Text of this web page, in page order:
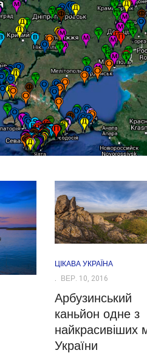
ЦІКАВА УКРАЇНА
ВЕР. 10, 2016
Арбузинський
каньйон одне з
найкрасивіших
України